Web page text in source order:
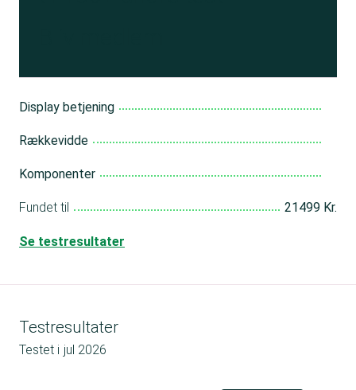
Display betjening
Rækkevidde
Komponenter
Fundet til 21499 Kr.
Se testresultater
Testresultater
Testet i jul 2026